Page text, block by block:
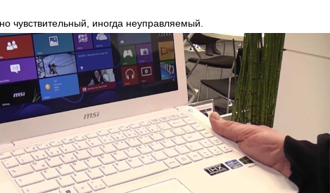
чувствительный, иногда неуправляемый.